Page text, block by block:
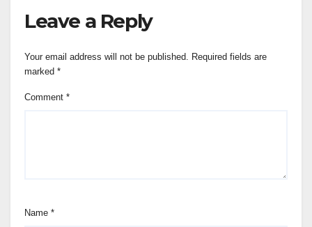
Leave a Reply
Your email address will not be published.
Required fields are
marked *
Comment *
Name *